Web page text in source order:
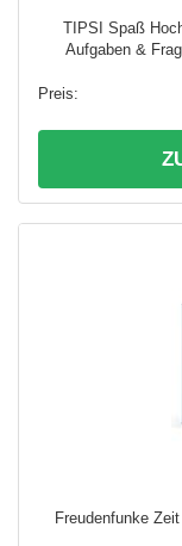
TIPSI Spaß
Aufgaben &
Freudenfunke